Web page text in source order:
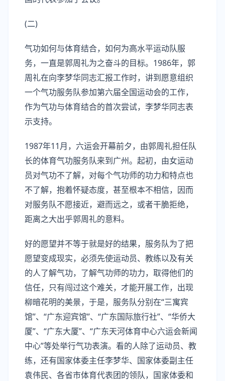
(二)
气功如何与体育结合，如何为高水平运动队服
务，一直是郭周礼为之奋斗的目标。1986年，郭
周礼在向李梦华同志汇报工作时，讲到愿意组织
一个气功服务队参加第六届全国运动会的工作，
作为气功与体育结合的首次尝试，李梦华同志表
示支持。
1987年11月，六运会开幕前夕，由郭周礼担任队
长的体育气功服务队来到广州。起初，由女运动
员对气功不了解，对每个气功师的功力和特点也
不了解，抱着怀疑态度，甚至根本不相信，因而
对服务队不愿接近，避而远之，或者干脆拒绝，
距离之大出乎郭周礼的意料。
好的愿望并不等于就是好的结果，服务队为了把
愿望变成现实，必须先使运动员、教练以及有关
的人了解气功，了解气功师的功力，取得他们的
信任，只有闯过这个难关，才能开展工作，出现
柳暗花明的美景，于是，服务队分别在“三寓宾
馆”、“广东迎宾馆”、“广东国际旅行社”、“华侨大
厦”、“广东大厦”、“广东天河体育中心六运会新闻
中心”等处举行气功表演。看的人除了运动员、教
练，还有国家体委主任李梦华、国家体委副主任
袁伟民、各省市体育代表团的领队，国家体委和